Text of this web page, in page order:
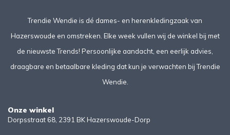
Trendie Wendie is dé dames- en herenkledingzaak van
Hazerswoude en omstreken. Elke week vullen wij de winkel bij met
de nieuwste Trends! Persoonlijke aandacht, een eerlijk advies,
draagbare en betaalbare kleding dat kun je verwachten bij Trendie
Wendie.
Onze winkel
Dorpsstraat 68, 2391 BK Hazerswoude-Dorp